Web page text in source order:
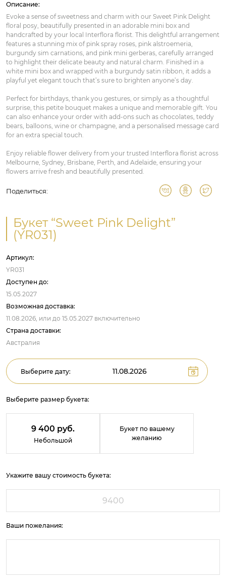
Описание:
Evoke a sense of sweetness and charm with our Sweet Pink Delight
floral posy, beautifully presented in an adorable mini box and
handcrafted by your local Interflora florist. This delightful arrangement
features a stunning mix of pink spray roses, pink alstroemeria,
burgundy sim carnations, and pink mini gerberas, carefully arranged
to highlight their delicate beauty and natural charm. Finished in a
white mini box and wrapped with a burgundy satin ribbon, it adds a
playful yet elegant touch that’s sure to brighten anyone’s day.
Perfect for birthdays, thank you gestures, or simply as a thoughtful
surprise, this petite bouquet makes a unique and memorable gift. You
can also enhance your order with add-ons such as chocolates, teddy
bears, balloons, wine or champagne, and a personalised message card
for an extra special touch.
Enjoy reliable flower delivery from your trusted Interflora florist across
Melbourne, Sydney, Brisbane, Perth, and Adelaide, ensuring your
flowers arrive fresh and beautifully presented.
Поделиться:
Букет “Sweet Pink Delight”
(YR031)
Артикул:
YR031
Доступен до:
15.05.2027
Возможная доставка:
11.08.2026, или до 15.05.2027 включительно
Страна доставки:
Австралия
Выберите дату:
Выберите размер букета:
9 400 руб.
Небольшой
Букет по вашему
желанию
Укажите вашу стоимость букета:
Ваши пожелания: